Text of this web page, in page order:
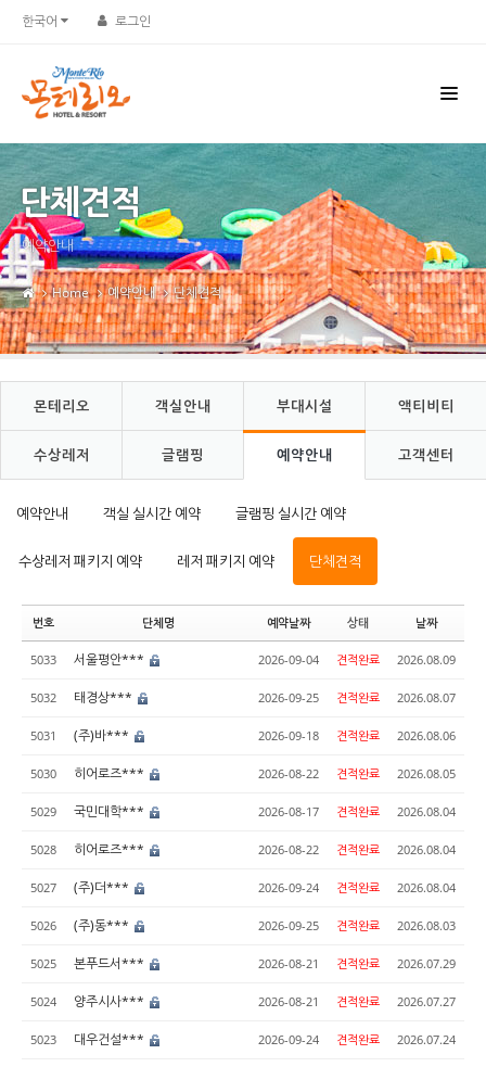
한국어 로그인
단체견적
예약안내
Home 예약안내 단체견적
몬테리오 객실안내 부대시설 액티비티
수상레저 글램핑 예약안내 고객센터
예약안내 객실 실시간 예약 글램핑 실시간 예약
수상레저 패키지 예약 레저 패키지 예약 단체견적
번호 단체명 예약날짜 상태 날짜
5033 서울평안*** 2026-09-04 견적완료 2026.08.09
5032 태경상*** 2026-09-25 견적완료 2026.08.07
5031 (주)바*** 2026-09-18 견적완료 2026.08.06
5030 히어로즈*** 2026-08-22 견적완료 2026.08.05
5029 국민대학*** 2026-08-17 견적완료 2026.08.04
5028 히어로즈*** 2026-08-22 견적완료 2026.08.04
5027 (주)더*** 2026-09-24 견적완료 2026.08.04
5026 (주)동*** 2026-09-25 견적완료 2026.08.03
5025 본푸드서*** 2026-08-21 견적완료 2026.07.29
5024 양주시사*** 2026-08-21 견적완료 2026.07.27
5023 대우건설*** 2026-09-24 견적완료 2026.07.24
Sketchbook5, 스케치북5